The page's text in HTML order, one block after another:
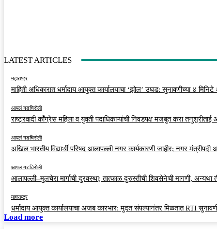
LATEST ARTICLES
महाराष्ट्र
माहिती अधिकारात धर्मादाय आयुक्त कार्यालयाचा ‘झोल’ उघड: सुनावणीच्या ४
आपलं गडचिरोली
राष्ट्रवादी काँग्रेस महिला व युवती पदाधिकाऱ्यांची निवडपक्ष मजबुत करा
आपलं गडचिरोली
अखिल भारतीय विद्यार्थी परिषद आलापल्ली नगर कार्यकारणी जाहीर; नगर
आपलं गडचिरोली
आलापल्ली–मुलचेरा मार्गाची दुरवस्था; तात्काळ दुरुस्तीची शिवसेनेची मागणी, अन्यथा
महाराष्ट्र
धर्मादाय आयुक्त कार्यालयाचा अजब कारभार: मुदत संपल्यानंतर मिळतात RTI
Load more